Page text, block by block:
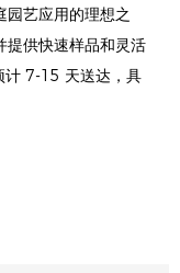
园艺应用的理想之
提供快速样品和灵活
计 7-15 天送达，具